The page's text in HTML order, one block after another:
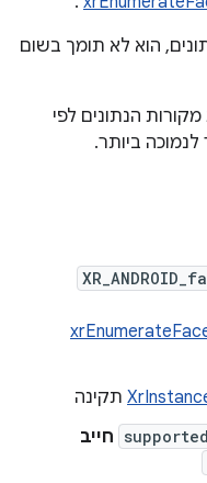
הוא לא תומך בשום
הנתונים לפי
ביותר.
תקינה
חייב